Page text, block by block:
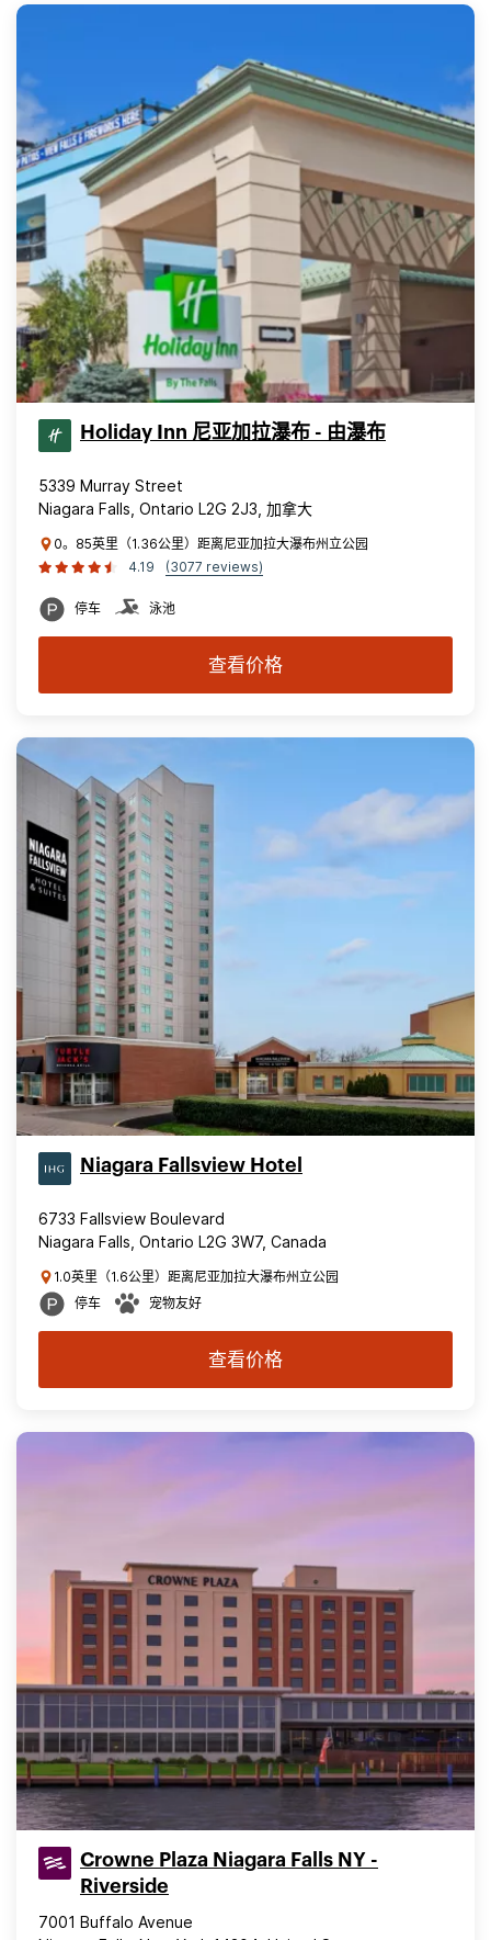
Holiday Inn 尼亚加拉瀑布 - 由瀑布
5339 Murray Street
Niagara Falls, Ontario L2G 2J3, 加拿大
0。85英里（1.36公里）距离尼亚加拉大瀑布州立公园
4.19
(3077 reviews)
停车 泳池
查看价格
Niagara Fallsview Hotel
6733 Fallsview Boulevard
Niagara Falls, Ontario L2G 3W7, Canada
1.0英里（1.6公里）距离尼亚加拉大瀑布州立公园
停车
宠物友好
查看价格
Crowne Plaza Niagara Falls NY -
Riverside
7001 Buffalo Avenue